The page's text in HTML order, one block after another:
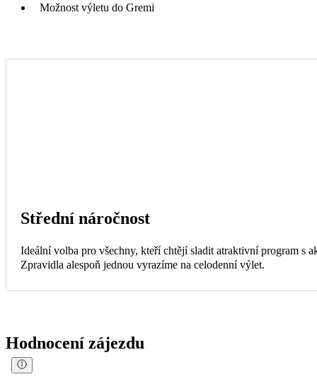
Možnost výletu do Gremi
Střední náročnost
Ideální volba pro všechny, kteří chtějí sladit atraktivní program s
Zpravidla alespoň jednou vyrazíme na celodenní výlet.
Hodnocení zájezdu